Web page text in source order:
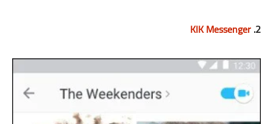
2.
KIK Messenger